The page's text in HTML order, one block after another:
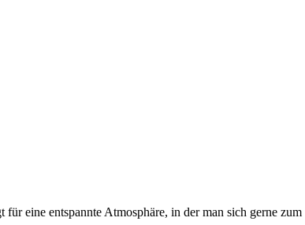
eine entspannte Atmosphäre, in der man sich gerne